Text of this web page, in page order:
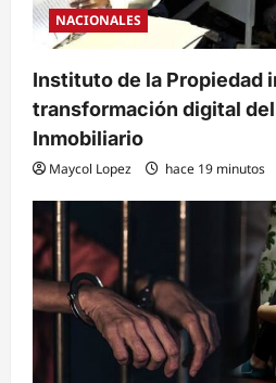
NACIONALES
Instituto de la Propiedad
transformación digital
Inmobiliario
Maycol Lopez hace 19 minutos